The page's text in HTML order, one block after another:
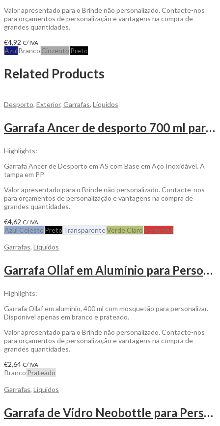
Valor apresentado para o Brinde não personalizado. Contacte-nos
para orçamentos de personalização e vantagens na compra de
grandes quantidades.
€4,92 C/ IVA
AzulBranco Cinzento Preto
Related Products
Desporto, Exterior, Garrafas, Líquidos
Garrafa Ancer de desporto 700 ml para ser Personalizada
Highlights:
Garrafa Ancer de Desporto em AS com Base em Aço Inoxidável. A
tampa em PP
Valor apresentado para o Brinde não personalizado. Contacte-nos
para orçamentos de personalização e vantagens na compra de
grandes quantidades.
€4,62 C/ IVA
Azul Celeste Preto TransparenteVerde ClaroVermelho
Garrafas, Líquidos
Garrafa Ollaf em Alumínio para Personalizar
Highlights:
Garrafa Ollaf em alumínio, 400 ml com mosquetão para personalizar.
Disponível apenas em branco e prateado.
Valor apresentado para o Brinde não personalizado. Contacte-nos
para orçamentos de personalização e vantagens na compra de
grandes quantidades.
€2,64 C/ IVA
Branco Prateado
Garrafas, Líquidos
Garrafa de Vidro Neobottle para Personalizar